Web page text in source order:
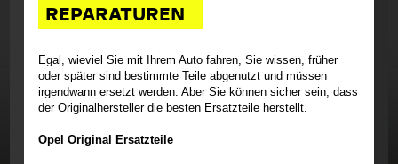
Reifen & Räder Hotel
Checks & Inspektionen
REPARATUREN
Egal, wieviel Sie mit Ihrem Auto fahren, Sie wissen, früher
oder später sind bestimmte Teile abgenutzt und müssen
irgendwann ersetzt werden. Aber Sie können sicher sein, dass
der Originalhersteller die besten Ersatzteile herstellt.
Opel Original Ersatzteile